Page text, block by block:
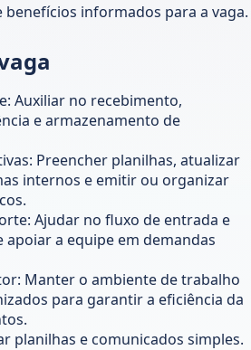
informados para a vaga.
Auxiliar no recebimento,
e armazenamento de
Preencher planilhas, atualizar
internos e emitir ou organizar
Ajudar no fluxo de entrada e
apoiar a equipe em demandas
Manter o ambiente de trabalho
para garantir a eficiência da
planilhas e comunicados simples.